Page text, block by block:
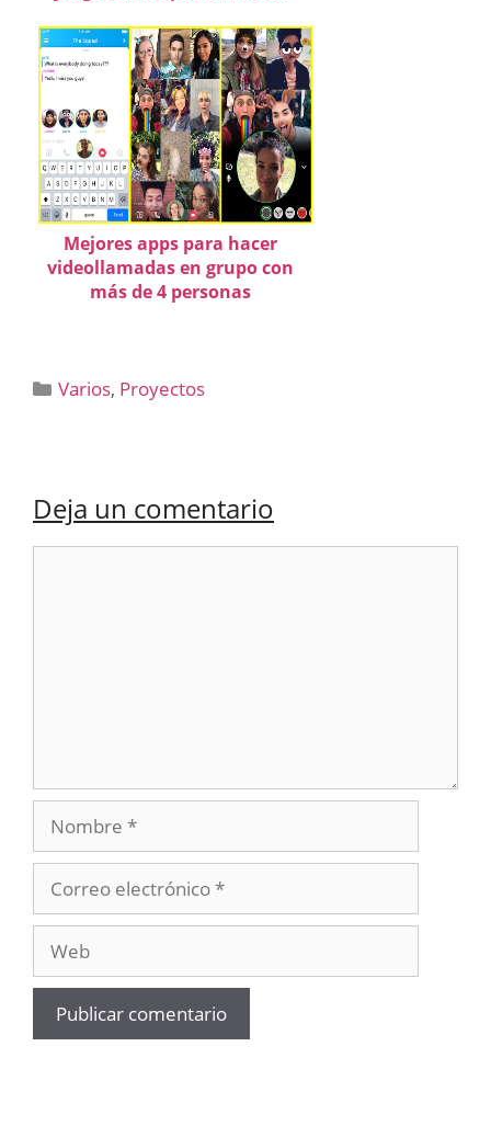
Mejores apps para hacer
videollamadas en grupo con
más de 4 personas
Categorías
Varios, Proyectos
Deja un comentario
Nombre
electrónico